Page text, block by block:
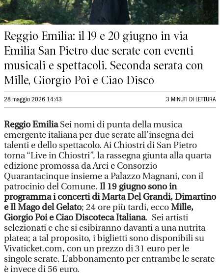
Reggio Emilia: il 19 e 20 giugno in via
Emilia San Pietro due serate con eventi
musicali e spettacoli. Seconda serata con
Mille, Giorgio Poi e Ciao Disco
28 maggio 2026 14:43 3 MINUTI DI LETTURA
Reggio EmiliaSei nomi di punta della musica
emergente italiana per due serate all’insegna dei
talenti e dello spettacolo. Ai Chiostri di San Pietro
torna “Live in Chiostri”, la rassegna giunta alla quarta
edizione promossa da Arci e Consorzio
Quarantacinque insieme a Palazzo Magnani, con il
patrocinio del Comune. Il 19 giugno sono in
programma i concerti di Marta Del Grandi, Dimartino
e Il Mago del Gelato; 24 ore più tardi, eccoMille,
Giorgio Poi e Ciao Discoteca Italiana. Sei artisti
selezionati e che si esibiranno davanti a una nutrita
platea; a tal proposito, i biglietti sono disponibili su
Vivaticket.com, con un prezzo di 31 euro per le
singole serate. L’abbonamento per entrambe le serate
è invece di 56 euro.